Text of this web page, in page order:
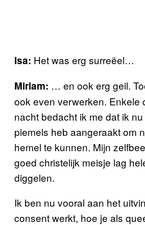
Isa: Het was erg surreëel…
Miriam: … en ook erg geil.
ook even verwerken. Enkele
nacht bedacht ik me dat ik
piemels heb aangeraakt om
hemel te kunnen. Mijn
goed christelijk meisje lag
diggelen.
Ik ben nu vooral aan het
consent werkt, hoe je als